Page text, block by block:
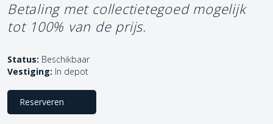
Betaling met collectietegoed mogelijk
tot 100% van de prijs.
Status: Beschikbaar
Vestiging: In depot
Reserveren